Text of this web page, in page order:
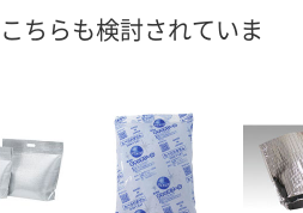
8月11日（火）
カゴへ カ
ちらも検討されていま